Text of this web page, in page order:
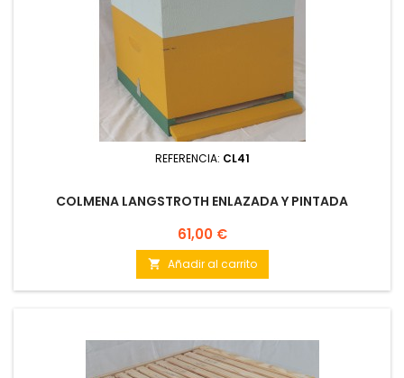
REFERENCIA: CL41
COLMENA LANGSTROTH ENLAZADA Y PINTADA
Precio
61,00 €
 Añadir al carrito